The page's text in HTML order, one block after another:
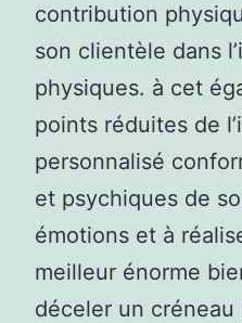
contribution
son clientèle dans
physiques. à cet
points réduites de
personnalisé
et psychiques de
émotions et à
meilleur énorme
déceler un